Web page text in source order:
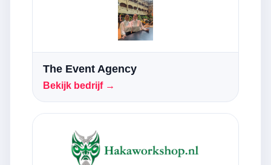
The Event Agency
Bekijk bedrijf →